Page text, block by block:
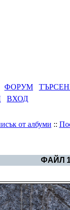
ФОРУМ
ВХОД
от албуми ::
ФАЙЛ